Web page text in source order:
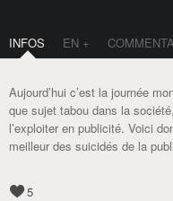
INFOS EN +
Aujourd’hui c’est la journée
que sujet tabou dans la
l’exploiter en publicité. Voici
meilleur des suicidés de la
5